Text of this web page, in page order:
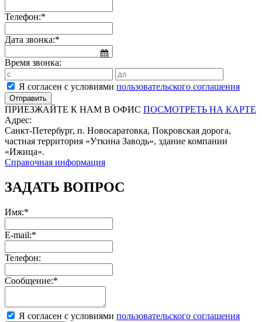
Телефон:*
Дата звонка:*
Время звонка:
Я согласен с условиями пользовательского соглашения
ПРИЕЗЖАЙТЕ К НАМ В ОФИС ПОСМОТРЕТЬ НА КАРТЕ
Адрес:
Санкт-Петербург, п. Новосаратовка, Покровская дорога,
частная территория «Уткина Заводь», здание компании
«Ижица».
Справочная информация
ЗАДАТЬ ВОПРОС
Имя:*
E-mail:*
Телефон:
Сообщение:*
Я согласен с условиями пользовательского соглашения